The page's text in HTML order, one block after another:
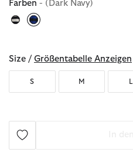
Farben - (Dark Navy)
Size / Größentabelle Anzeigen
S M L